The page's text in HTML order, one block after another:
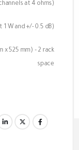
at 4 ohms)
1 W and +/- 0.5 dB)
x 525 mm) – 2 rack
space